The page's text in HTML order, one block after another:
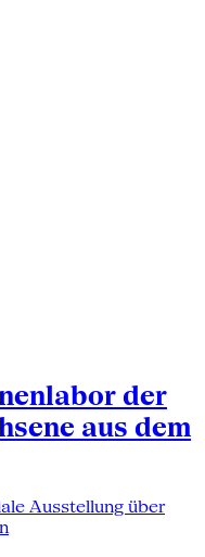
der
aus dem
Ausstellung über